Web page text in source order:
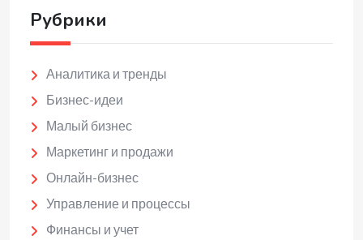
Рубрики
Аналитика и тренды
Бизнес-идеи
Малый бизнес
Маркетинг и продажи
Онлайн-бизнес
Управление и процессы
Финансы и учет